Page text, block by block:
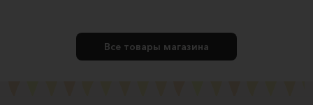
Все товары магазина